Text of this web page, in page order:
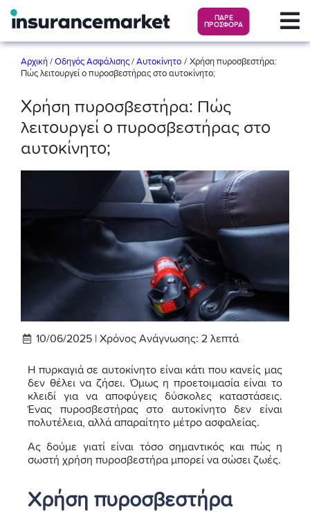
ΠΑΡΕ
ΠΡΟΣΦΟΡΑ
Αρχική / Οδηγός Ασφάλισης / Αυτοκίνητο / Χρήση πυροσβεστήρα:
Πώς λειτουργεί ο πυροσβεστήρας στο αυτοκίνητο;
Χρήση πυροσβεστήρα: Πώς
λειτουργεί ο πυροσβεστήρας στο
αυτοκίνητο;
10/06/2025 | Χρόνος Ανάγνωσης: 2 λεπτά
Η πυρκαγιά σε αυτοκίνητο είναι κάτι που κανείς μας
δεν θέλει να ζήσει. Όμως η προετοιμασία είναι το
κλειδί για να αποφύγεις δύσκολες καταστάσεις.
Ένας πυροσβεστήρας στο αυτοκίνητο δεν είναι
πολυτέλεια, αλλά απαραίτητο μέτρο ασφαλείας.
Ας δούμε γιατί είναι τόσο σημαντικός και πώς η
σωστή χρήση πυροσβεστήρα μπορεί να σώσει ζωές.
Χρήση πυροσβεστήρα